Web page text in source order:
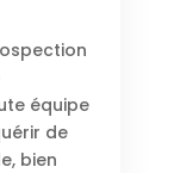
équipe
de
bien